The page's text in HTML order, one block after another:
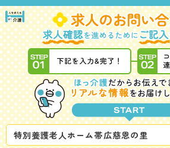
特別養護老人ホーム帯広慈恩の里